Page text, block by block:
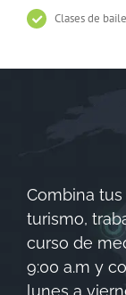
Clases de
Combina
turismo,
curso de
9:00 a.m y
lunes a